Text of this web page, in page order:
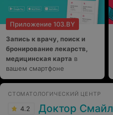
Приложение 103.BY
Запись к врачу, поиск и
бронирование лекарств,
медицинская карта в
вашем смартфоне
СТОМАТОЛОГИЧЕСКИЙ ЦЕНТР
4.2 Доктор Смайл